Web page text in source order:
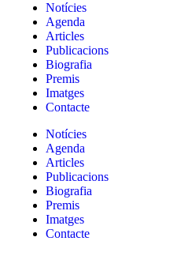
Notícies
Agenda
Articles
Publicacions
Biografia
Premis
Imatges
Contacte
Notícies
Agenda
Articles
Publicacions
Biografia
Premis
Imatges
Contacte